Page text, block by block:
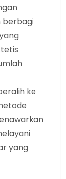
berbagi
ke
yang